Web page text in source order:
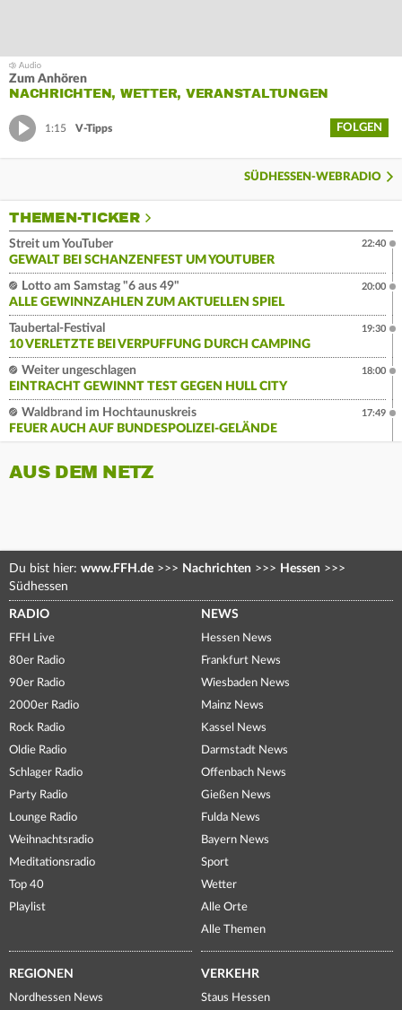
Zum Anhören
NACHRICHTEN, WETTER, VERANSTALTUNGEN
1:15 V-Tipps FOLGEN
SÜDHESSEN-WEBRADIO
THEMEN-TICKER
Streit um YouTuber
GEWALT BEI SCHANZENFEST UM YOUTUBER
22:40
Lotto am Samstag "6 aus 49"
ALLE GEWINNZAHLEN ZUM AKTUELLEN SPIEL
20:00
Taubertal-Festival
10 VERLETZTE BEI VERPUFFUNG DURCH CAMPING
19:30
Weiter ungeschlagen
EINTRACHT GEWINNT TEST GEGEN HULL CITY
18:00
Waldbrand im Hochtaunuskreis
FEUER AUCH AUF BUNDESPOLIZEI-GELÄNDE
17:49
AUS DEM NETZ
Du bist hier: www.FFH.de >>> Nachrichten >>> Hessen >>>
Südhessen
RADIO
FFH Live
80er Radio
90er Radio
2000er Radio
Rock Radio
Oldie Radio
Schlager Radio
Party Radio
Lounge Radio
Weihnachtsradio
Meditationsradio
Top 40
Playlist
NEWS
Hessen News
Frankfurt News
Wiesbaden News
Mainz News
Kassel News
Darmstadt News
Offenbach News
Gießen News
Fulda News
Bayern News
Sport
Wetter
Alle Orte
Alle Themen
REGIONEN
Nordhessen News
VERKEHR
Staus Hessen